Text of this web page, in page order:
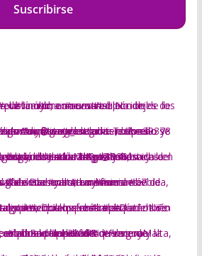
Suscribirse